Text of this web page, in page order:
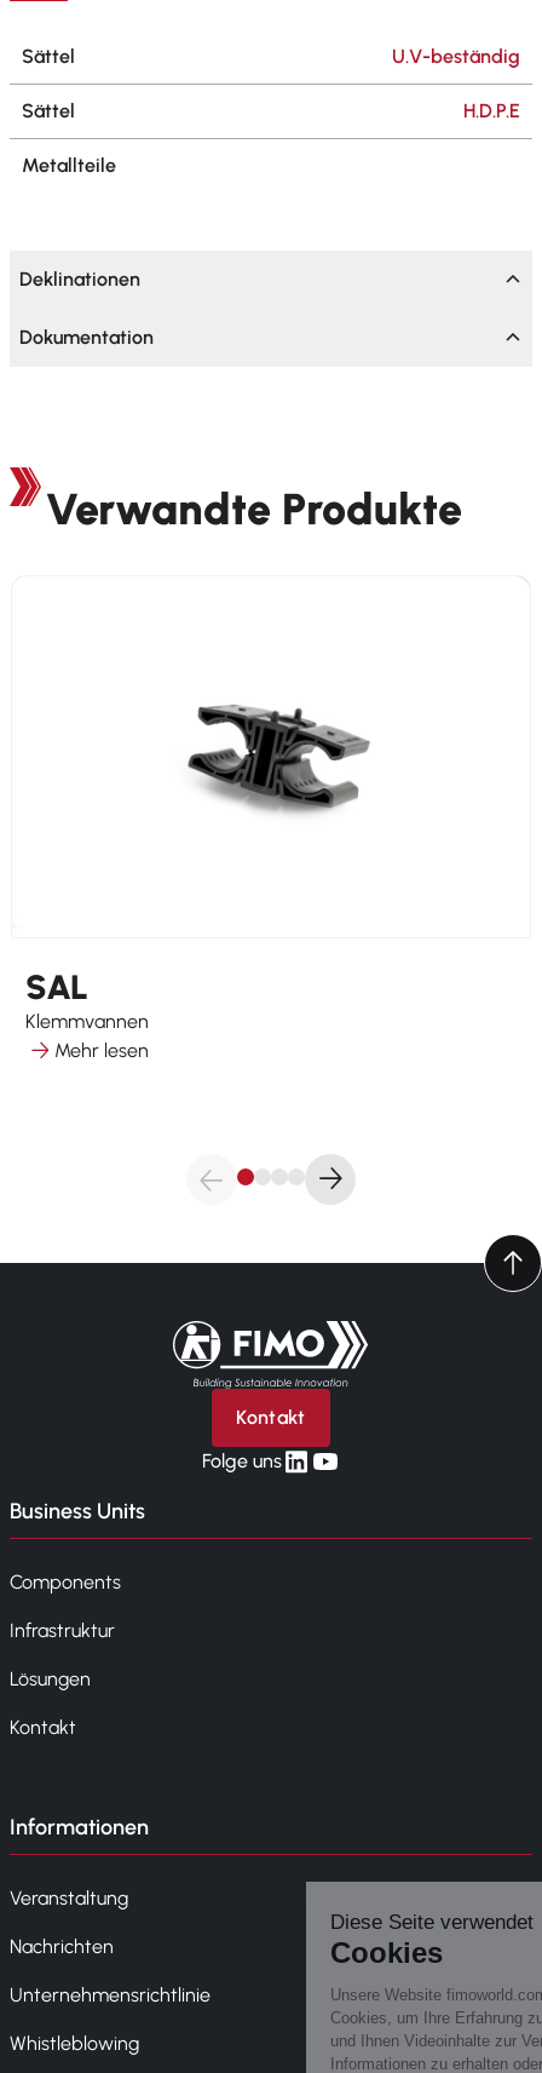
Sättel U.V-beständig
Sättel H.D.P.E
Metallteile
Deklinationen
Dokumentation
Verwandte Produkte
SAL
Klemmvannen
Mehr lesen
Zurück zur Startseite
Kontakt
Folge unslinkedin
yt
Business Units
Components
Infrastruktur
Lösungen
Kontakt
Informationen
Veranstaltung
Nachrichten
Unternehmensrichtlinie
Whistleblowing